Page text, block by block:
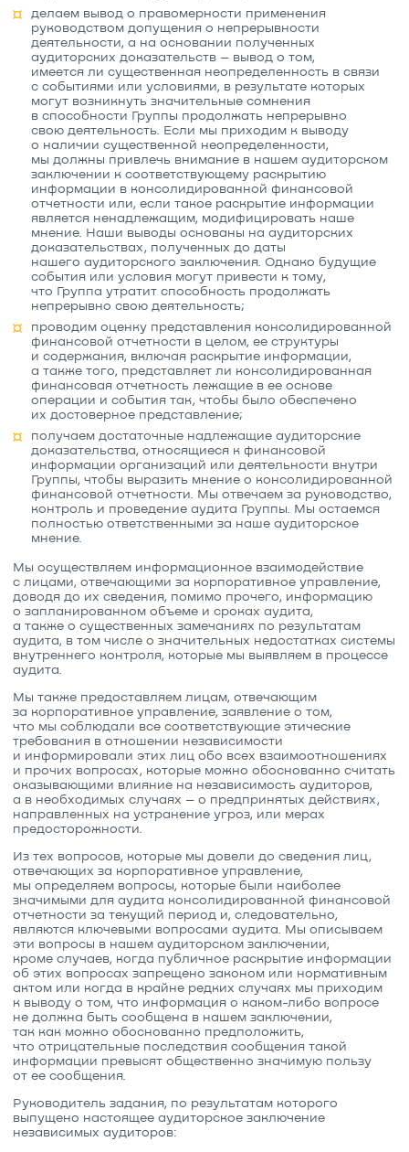
делаем вывод о правомерности применения
руководством допущения о непрерывности
деятельности, а на основании полученных
аудиторских доказательств – вывод о том,
имеется ли существенная неопределенность в связи
с событиями или условиями, в результате которых
могут возникнуть значительные сомнения
в способности Группы продолжать непрерывно
свою деятельность. Если мы приходим к выводу
о наличии существенной неопределенности,
мы должны привлечь внимание в нашем аудиторском
заключении к соответствующему раскрытию
информации в консолидированной финансовой
отчетности или, если такое раскрытие информации
является ненадлежащим, модифицировать наше
мнение. Наши выводы основаны на аудиторских
доказательствах, полученных до даты
нашего аудиторского заключения. Однако будущие
события или условия могут привести к тому,
что Группа утратит способность продолжать
непрерывно свою деятельность;
проводим оценку представления консолидированной
финансовой отчетности в целом, ее структуры
и содержания, включая раскрытие информации,
а также того, представляет ли консолидированная
финансовая отчетность лежащие в ее основе
операции и события так, чтобы было обеспечено
их достоверное представление;
получаем достаточные надлежащие аудиторские
доказательства, относящиеся к финансовой
информации организаций или деятельности внутри
Группы, чтобы выразить мнение о консолидированной
финансовой отчетности. Мы отвечаем за руководство,
контроль и проведение аудита Группы. Мы остаемся
полностью ответственными за наше аудиторское
мнение.
Мы осуществляем информационное взаимодействие
с лицами, отвечающими за корпоративное управление,
доводя до их сведения, помимо прочего, информацию
о запланированном объеме и сроках аудита,
а также о существенных замечаниях по результатам
аудита, в том числе о значительных недостатках системы
внутреннего контроля, которые мы выявляем в процессе
аудита.
Мы также предоставляем лицам, отвечающим
за корпоративное управление, заявление о том,
что мы соблюдали все соответствующие этические
требования в отношении независимости
и информировали этих лиц обо всех взаимоотношениях
и прочих вопросах, которые можно обоснованно считать
оказывающими влияние на независимость аудиторов,
а в необходимых случаях – о предпринятых действиях,
направленных на устранение угроз, или мерах
предосторожности.
Из тех вопросов, которые мы довели до сведения лиц,
отвечающих за корпоративное управление,
мы определяем вопросы, которые были наиболее
значимыми для аудита консолидированной финансовой
отчетности за текущий период и, следовательно,
являются ключевыми вопросами аудита. Мы описываем
эти вопросы в нашем аудиторском заключении,
кроме случаев, когда публичное раскрытие информации
об этих вопросах запрещено законом или нормативным
актом или когда в крайне редких случаях мы приходим
к выводу о том, что информация о каком-либо вопросе
не должна быть сообщена в нашем заключении,
так как можно обоснованно предположить,
что отрицательные последствия сообщения такой
информации превысят общественно значимую пользу
от ее сообщения.
Руководитель задания, по результатам которого
выпущено настоящее аудиторское заключение
независимых аудиторов: